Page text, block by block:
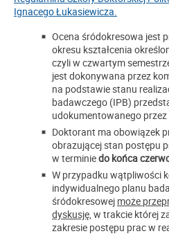
Ignacego Łukasiewicza.
Ocena śródokresowa jest
okresu kształcenia
czyli w czwartym
jest dokonywana przez
na podstawie stanu
badawczego (IPB)
udokumentowanego
Doktorant ma obowiązek
obrazującej stan postępu
w terminiedo końca
W przypadku wątpliwości
indywidualnego planu
śródokresowej może
dyskusję, w trakcie której
zakresie postępu prac w